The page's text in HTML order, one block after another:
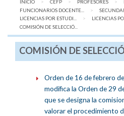
INICIO CEFP PROFESORES
FUNCIONARIOS DOCENTE...
LICENCIAS POR ESTUDI...
LICENCIAS
AQUÍ:
COMISIÓN DE SELECCIÓ...
COMISIÓN DE
Orden de 16 de febrero
modifica la Orden de 29
que se designa la
valorar el procedimiento